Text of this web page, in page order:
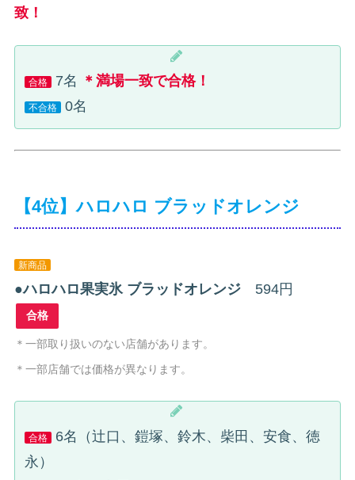
致！
合格 7名 ＊満場一致で合格！
不合格 0名
【4位】ハロハロ ブラッドオレンジ
新商品
●ハロハロ果実氷 ブラッドオレンジ 594円
合格
＊一部取り扱いのない店舗があります。
＊一部店舗では価格が異なります。
合格
6名（辻口、鎧塚、鈴木、柴田、安食、徳
永）